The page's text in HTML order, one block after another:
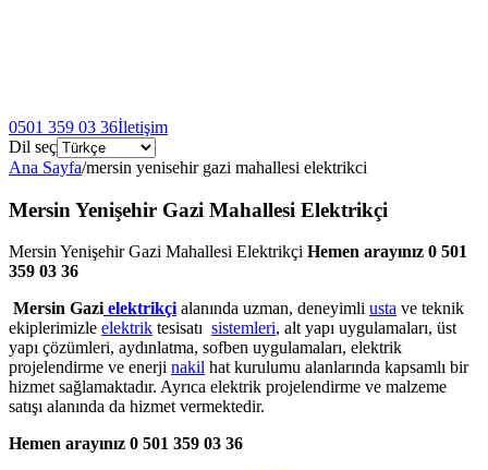
0501 359 03 36İletişim
Dil seç
Ana Sayfa/mersin yenisehir gazi mahallesi elektrikci
Mersin Yenişehir Gazi Mahallesi Elektrikçi
Mersin Yenişehir Gazi Mahallesi Elektrikçi Hemen arayınız 0 501
359 03 36
Mersin Gazielektrikçialanında uzman, deneyimli usta ve teknik
ekiplerimizle elektrik tesisatı sistemleri, alt yapı uygulamaları, üst
yapı çözümleri, aydınlatma, sofben uygulamaları, elektrik
projelendirme ve enerji nakil hat kurulumu alanlarında kapsamlı bir
hizmet sağlamaktadır. Ayrıca elektrik projelendirme ve malzeme
satışı alanında da hizmet vermektedir.
Hemen arayınız 0 501 359 03 36